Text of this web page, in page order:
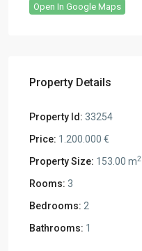
Open In Google Maps
Property Details
Property Id: 33254
Price: 1.200.000 €
Property Size: 153.00 m2
Rooms: 3
Bedrooms: 2
Bathrooms: 1